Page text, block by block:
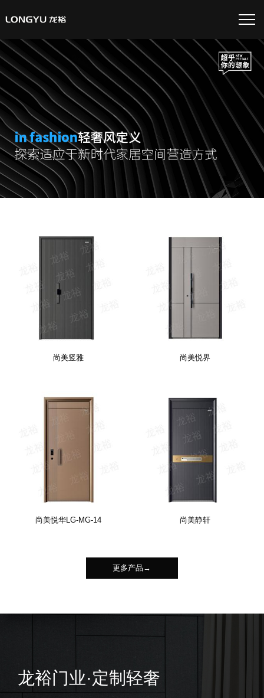
尚美竖雅 尚美悦界
尚美悦华LG-MG-14 尚美静轩
更多产品→
龙裕门业·定制轻奢